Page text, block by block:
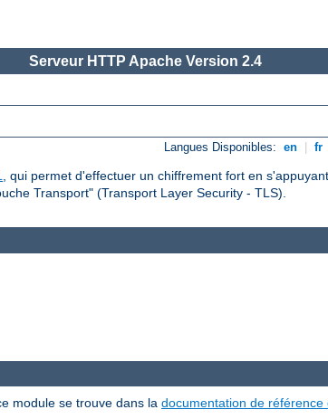
Serveur HTTP Apache Version 2.4
Langues Disponibles: en fr
, qui permet d'effectuer un chiffrement fort en
Transport" (Transport Layer Security - TLS).
module se trouve dans la documentation de référence